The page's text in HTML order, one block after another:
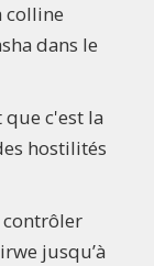
colline
dans le
que c'est la
hostilités
contrôler
jusqu’à